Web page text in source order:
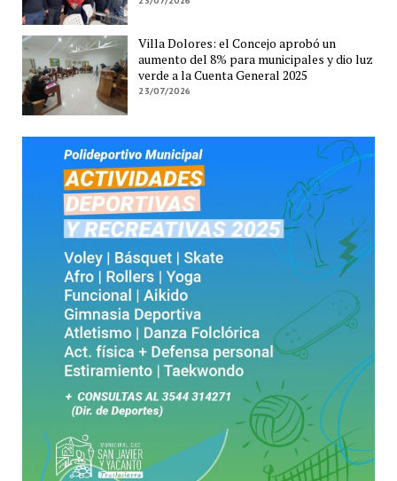
Villa Dolores: el Concejo aprobó un
aumento del 8% para municipales y dio luz
verde a la Cuenta General 2025
23/07/2026